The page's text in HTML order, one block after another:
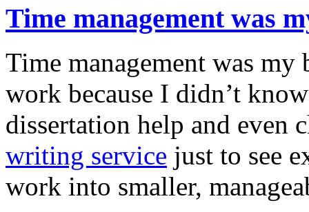
Time management was
Time management was
work because I didn’t
dissertation help and even
writing service just to see
work into smaller,